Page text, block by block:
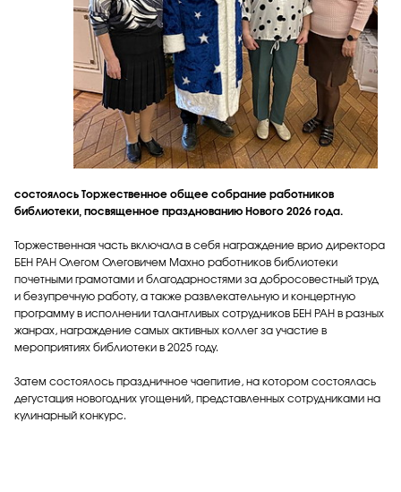
состоялось Торжественное общее собрание работников
библиотеки, посвященное празднованию Нового 2026 года.
Торжественная часть включала в себя награждение врио директора
БЕН РАН Олегом Олеговичем Махно работников библиотеки
почетными грамотами и благодарностями за добросовестный труд
и безупречную работу, а также развлекательную и концертную
программу в исполнении талантливых сотрудников БЕН РАН в разных
жанрах, награждение самых активных коллег за участие в
мероприятиях библиотеки в 2025 году.
Затем состоялось праздничное чаепитие, на котором состоялась
дегустация новогодних угощений, представленных сотрудниками на
кулинарный конкурс.